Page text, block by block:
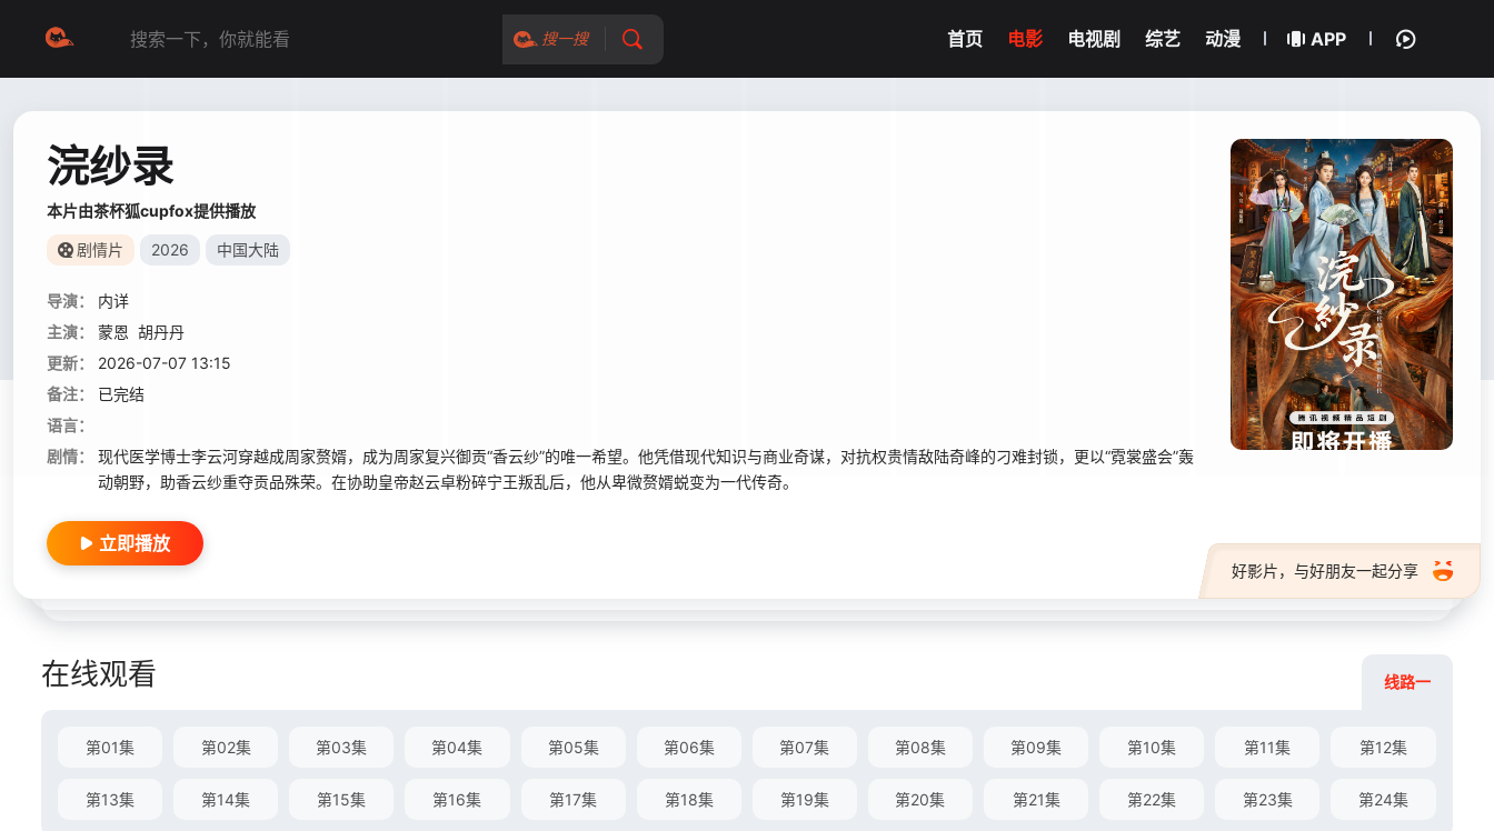
搜一搜 首页 电影 电视剧 综艺 动漫 APP
浣纱录
本片由茶杯狐cupfox提供播放
剧情片 2026 中国大陆
导演：
内详
主演：
蒙恩 胡丹丹
更新：
2026-07-07 13:15
备注：
已完结
语言：
剧情：
现代医学博士李云河穿越成周家赘婿，成为周家复兴御贡“香云纱”的唯一希望。他凭借现代知识与商业奇谋，对抗权贵情敌陆奇峰的刁难封锁，更以“霓裳盛会”轰
动朝野，助香云纱重夺贡品殊荣。在协助皇帝赵云卓粉碎宁王叛乱后，他从卑微赘婿蜕变为一代传奇。
好影片，与好朋友一起分享
立即播放
在线观看 线路一
第01集 第02集 第03集 第04集 第05集 第06集 第07集 第08集 第09集 第10集 第11集 第12集
第13集 第14集 第15集 第16集 第17集 第18集 第19集 第20集 第21集 第22集 第23集 第24集